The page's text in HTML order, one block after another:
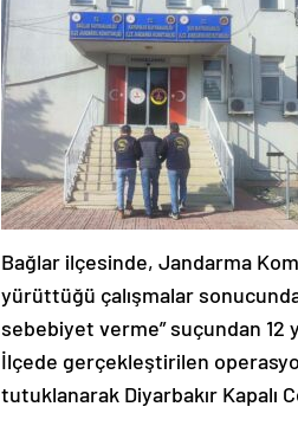
Bağlar ilçesinde, Jandarma
yürüttüğü çalışmalar sonucunda,
sebebiyet verme” suçundan 12
İlçede gerçekleştirilen
tutuklanarak Diyarbakır Kapalı